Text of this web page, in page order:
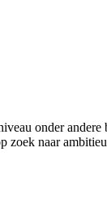
onder andere
zoek naar